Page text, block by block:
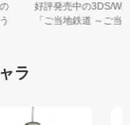
好評発売中の3DS/
「ご当地鉄道 ～ご
ラ